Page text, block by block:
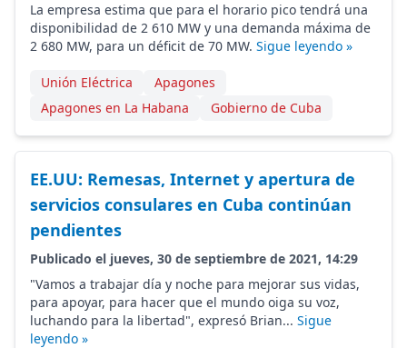
La empresa estima que para el horario pico tendrá una
disponibilidad de 2 610 MW y una demanda máxima de
2 680 MW, para un déficit de 70 MW. Sigue leyendo »
Unión Eléctrica
Apagones
Apagones en La Habana
Gobierno de Cuba
EE.UU: Remesas, Internet y apertura de
servicios consulares en Cuba continúan
pendientes
Publicado el jueves, 30 de septiembre de 2021, 14:29
"Vamos a trabajar día y noche para mejorar sus vidas,
para apoyar, para hacer que el mundo oiga su voz,
luchando para la libertad", expresó Brian... Sigue
leyendo »